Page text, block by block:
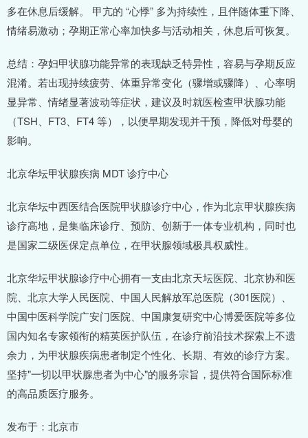
多在休息后缓解。 甲亢的 “心悸” 多为持续性，且伴随体重下降、
情绪易激动；孕期正常心率加快多与活动相关，休息后可恢复。
总结：孕妇甲状腺功能异常的表现缺乏特异性，容易与孕期反应
混淆。若出现持续疲劳、体重异常变化（骤增或骤降）、心率明
显异常、情绪显著波动等症状，建议及时就医检查甲状腺功能
（TSH、FT3、FT4 等），以便早期发现并干预，降低对母婴的
影响。
北京华坛甲状腺疾病 MDT 诊疗中心
北京华坛中西医结合医院甲状腺诊疗中心，作为北京甲状腺疾病
诊疗高地，是集临床诊疗、预防、创新于一体专业机构，同时也
是国家二级医保定点单位，在甲状腺领域极具权威性。
北京华坛甲状腺诊疗中心拥有一支由北京天坛医院、北京协和医
院、北京大学人民医院、中国人民解放军总医院（301医院）、
中国中医科学院广安门医院、中国康复研究中心博爱医院等多位
国内知名专家领衔的精英医护队伍，在诊疗前沿技术探索上不遗
余力，为甲状腺疾病患者制定个性化、长期、有效的诊疗方案。
坚持"一切以甲状腺患者为中心"的服务宗旨，提供符合国际标准
的高品质医疗服务。
发布于：北京市